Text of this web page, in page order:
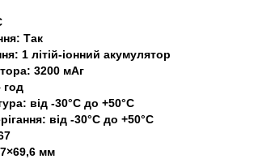
Так
1 літій-іонний акумулятор
3200 мАг
год
від -30°C до +50°C
від -30°C до +50°C
мм